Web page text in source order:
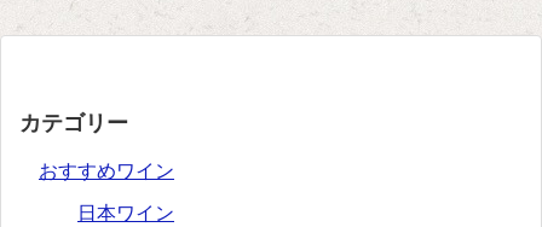
カテゴリー
おすすめワイン
日本ワイン